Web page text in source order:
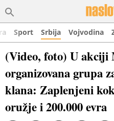
Sport Srbija Vojvodina
(Video, foto) U akciji
organizovana grupa
klana: Zaplenjeni
oružje i 200.000 evra